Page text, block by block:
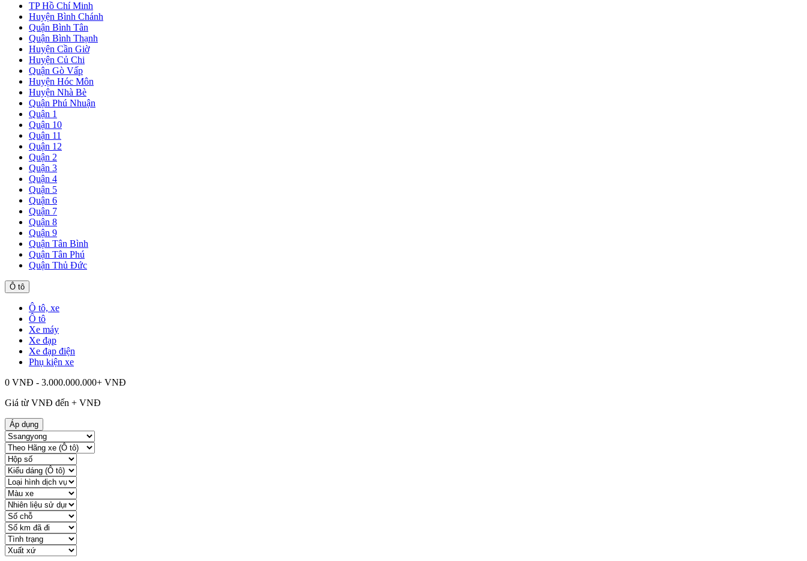
TP Hồ Chí Minh
Huyện Bình Chánh
Quận Bình Tân
Quận Bình Thạnh
Huyện Cần Giờ
Huyện Củ Chi
Quận Gò Vấp
Huyện Hóc Môn
Huyện Nhà Bè
Quận Phú Nhuận
Quận 1
Quận 10
Quận 11
Quận 12
Quận 2
Quận 3
Quận 4
Quận 5
Quận 6
Quận 7
Quận 8
Quận 9
Quận Tân Bình
Quận Tân Phú
Quận Thủ Đức
Ô tô
Ô tô, xe
Ô tô
Xe máy
Xe đạp
Xe đạp điện
Phụ kiện xe
0 VNĐ - 3.000.000.000+ VNĐ
Giá từ VNĐ đến + VNĐ
Áp dụng